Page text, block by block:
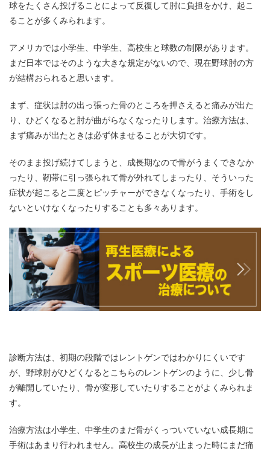
球をたくさん投げることによって反復して肘に負担をかけ、起こ
ることが多くみられます。
アメリカでは小学生、中学生、高校生と球数の制限があります。
まだ日本ではそのような大きな規定がないので、現在野球肘の方
が結構おられると思います。
まず、症状は肘の出っ張った骨のところを押さえると痛みが出た
り、ひどくなると肘が曲がらなくなったりします。治療方法は、
まず痛みが出たときは必ず休ませることが大切です。
そのまま投げ続けてしまうと、成長期なので骨がうまくできなか
ったり、靭帯に引っ張られて骨が外れてしまったり、そういった
症状が起こると二度とピッチャーができなくなったり、手術をし
ないといけなくなったりすることも多々あります。
診断方法は、初期の段階ではレントゲンではわかりにくいです
が、野球肘がひどくなるとこちらのレントゲンのように、少し骨
が離開していたり、骨が変形していたりすることがよくみられま
す。
治療方法は小学生、中学生のまだ骨がくっついていない成長期に
手術はあまり行われません。高校生の成長が止まった時にまだ痛